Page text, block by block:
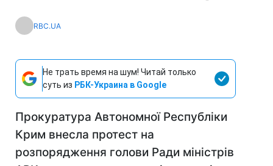
RBC.UA
Не трать время на шум! Читай только
суть из РБК-Украина в Google
Прокуратура Автономної Республіки
Крим внесла протест на
розпорядження голови Ради міністрів